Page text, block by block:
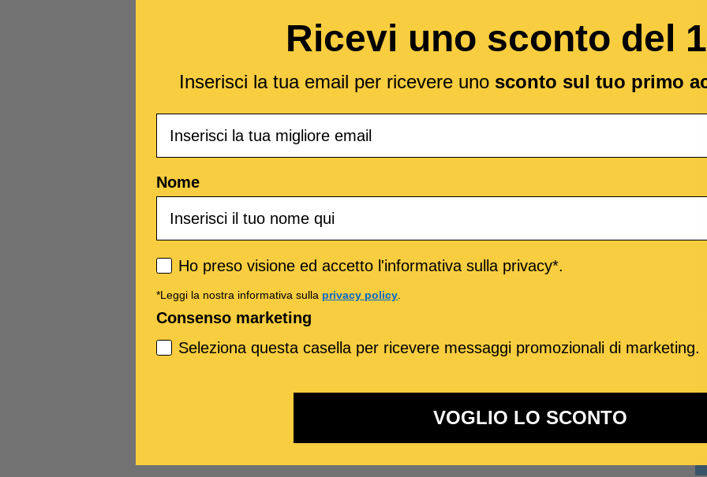
Ricevi uno sconto del
Inserisci la tua email per ricevere uno sconto sul tuo primo
Nome
Privacy policy
Ho preso visione ed accetto l'informativa sulla privacy*.
*Leggi la nostra informativa sulla privacy policy.
Consenso marketing
Seleziona questa casella per ricevere messaggi promozionali di marketing.
VOGLIO LO SCONTO